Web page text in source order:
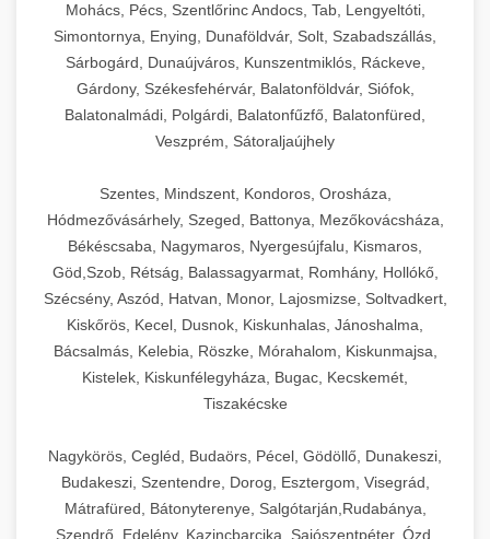
Mohács, Pécs, Szentlőrinc Andocs, Tab, Lengyeltóti,
Simontornya, Enying, Dunaföldvár, Solt, Szabadszállás,
Sárbogárd, Dunaújváros, Kunszentmiklós, Ráckeve,
Gárdony, Székesfehérvár, Balatonföldvár, Siófok,
Balatonalmádi, Polgárdi, Balatonfűzfő, Balatonfüred,
Veszprém, Sátoraljaújhely
Szentes, Mindszent, Kondoros, Orosháza,
Hódmezővásárhely, Szeged, Battonya, Mezőkovácsháza,
Békéscsaba, Nagymaros, Nyergesújfalu, Kismaros,
Göd,Szob, Rétság, Balassagyarmat, Romhány, Hollókő,
Szécsény, Aszód, Hatvan, Monor, Lajosmizse, Soltvadkert,
Kiskőrös, Kecel, Dusnok, Kiskunhalas, Jánoshalma,
Bácsalmás, Kelebia, Röszke, Mórahalom, Kiskunmajsa,
Kistelek, Kiskunfélegyháza, Bugac, Kecskemét,
Tiszakécske
Nagykörös, Cegléd, Budaörs, Pécel, Gödöllő, Dunakeszi,
Budakeszi, Szentendre, Dorog, Esztergom, Visegrád,
Mátrafüred, Bátonyterenye, Salgótarján,Rudabánya,
Szendrő, Edelény, Kazincbarcika, Sajószentpéter, Ózd,